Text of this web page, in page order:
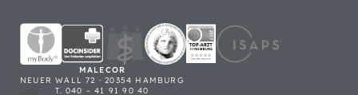
MALECOR
NEUER WALL 72 · 20354 HAMBURG
T. 040 – 41 91 90 40